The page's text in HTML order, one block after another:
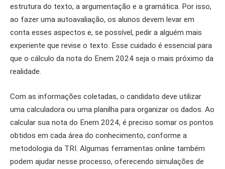
estrutura do texto, a argumentação e a gramática. Por isso,
ao fazer uma autoavaliação, os alunos devem levar em
conta esses aspectos e, se possível, pedir a alguém mais
experiente que revise o texto. Esse cuidado é essencial para
que o cálculo da nota do Enem 2024 seja o mais próximo da
realidade.
Com as informações coletadas, o candidato deve utilizar
uma calculadora ou uma planilha para organizar os dados. Ao
calcular sua nota do Enem 2024, é preciso somar os pontos
obtidos em cada área do conhecimento, conforme a
metodologia da TRI. Algumas ferramentas online também
podem ajudar nesse processo, oferecendo simulações de